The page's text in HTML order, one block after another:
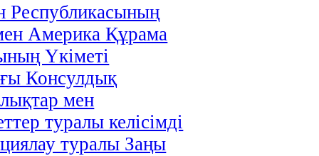
Республикасының
Америка Құрама
Үкіметі
Консулдық
мен
туралы келісімді
туралы Заңы